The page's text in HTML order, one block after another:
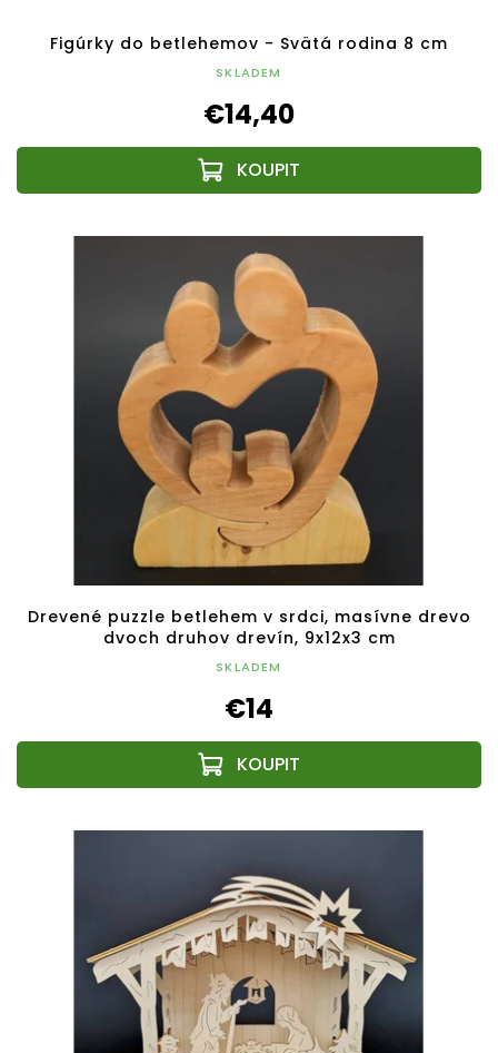
Figúrky do betlehemov - Svätá rodina 8 cm
SKLADEM
€14,40
Drevené puzzle betlehem v srdci, masívne drevo
dvoch druhov drevín, 9x12x3 cm
SKLADEM
€14